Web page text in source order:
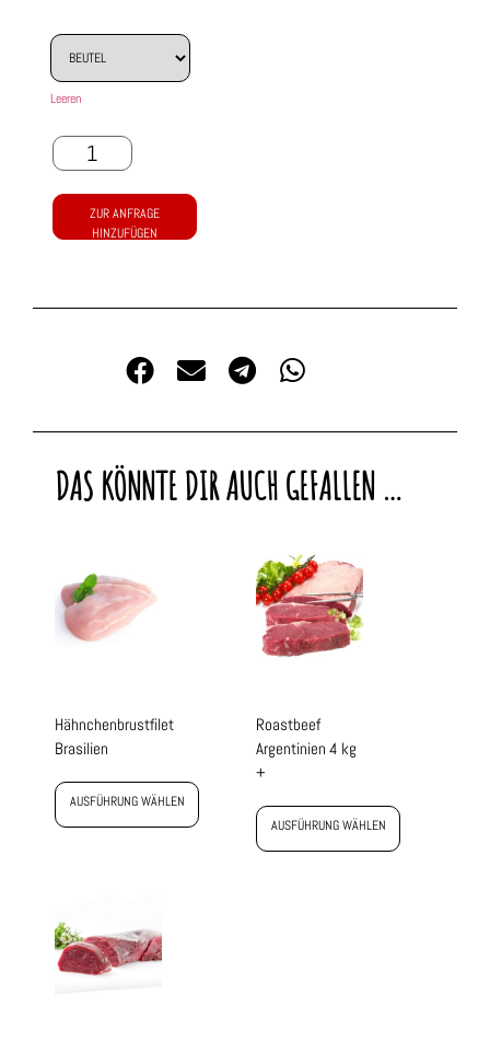
Leeren
ZUR ANFRAGE
HINZUFÜGEN
DAS KÖNNTE DIR AUCH GEFALLEN …
Hähnchenbrustfilet
Brasilien
AUSFÜHRUNG WÄHLEN
Roastbeef
Argentinien 4 kg
+
AUSFÜHRUNG WÄHLEN